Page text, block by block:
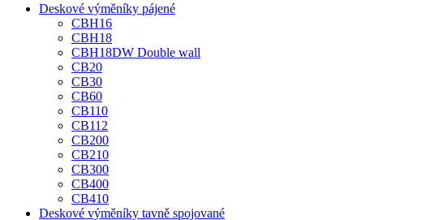
Deskové výměníky pájené
CBH16
CBH18
CBH18DW Double wall
CB20
CB30
CB60
CB110
CB112
CB200
CB210
CB300
CB400
CB410
Deskové výměníky tavně spojované